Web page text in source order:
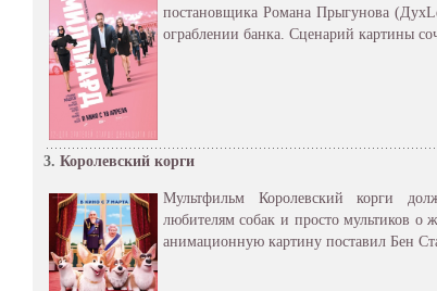
постановщика Романа Прыгунова
ограблении банка. Сценарий картины
3. Королевский корги
Мультфильм Королевский корги
любителям собак и просто мультиков о
анимационную картину поставил Бен